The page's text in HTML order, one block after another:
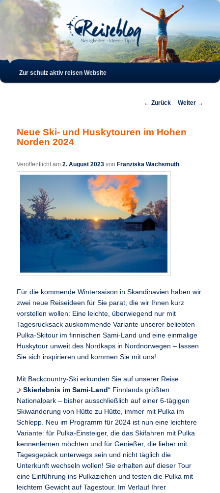
Hauptmenü
Zum
Zum
wechseln
Zur schulz aktiv reisen Website
Beitrags-
← Zurück Weiter →
Neue Ski- und Huskytouren im Hohen
Norden 2024
Veröffentlicht am2. August 2023 von Franziska Wachsmuth
Für die kommende Wintersaison in Skandinavien haben wir
zwei neue Reiseideen für Sie parat, die wir Ihnen kurz
vorstellen wollen: Eine leichte, überwiegend nur mit
Tagesrucksack auskommende Variante unserer beliebten
Pulka-Skitour im finnischen Sami-Land und eine einmalige
Huskytour unweit des Nordkaps in Nordnorwegen – lassen
Sie sich inspirieren und kommen Sie mit uns!
Mit Backcountry-Ski erkunden Sie auf unserer Reise
„ Skierlebnis im Sami-Land“ Finnlands größten
Nationalpark – bisher ausschließlich auf einer 6-tägigen
Skiwanderung von Hütte zu Hütte, immer mit Pulka im
Schlepp. Neu im Programm für 2024 ist nun eine leichtere
Variante: für Pulka-Einsteiger, die das Skifahren mit Pulka
kennenlernen möchten und für Genießer, die lieber mit
Tagesgepäck unterwegs sein und nicht täglich die
Unterkunft wechseln wollen! Sie erhalten auf dieser Tour
eine Einführung ins Pulkaziehen und testen die Pulka mit
leichtem Gewicht auf Tagestour. Im Verlauf Ihrer